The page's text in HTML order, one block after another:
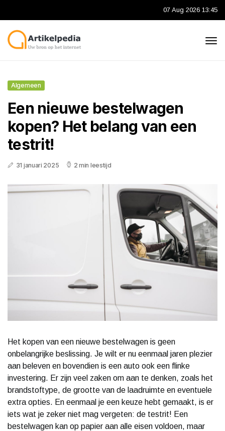
07 Aug 2026 13:45
Algemeen
Een nieuwe bestelwagen
kopen? Het belang van een
testrit!
31 januari 2025 2 min leestijd
Het kopen van een nieuwe bestelwagen is geen
onbelangrijke beslissing. Je wilt er nu eenmaal jaren plezier
aan beleven en bovendien is een auto ook een flinke
investering. Er zijn veel zaken om aan te denken, zoals het
brandstoftype, de grootte van de laadruimte en eventuele
extra opties. En eenmaal je een keuze hebt gemaakt, is er
iets wat je zeker niet mag vergeten: de testrit! Een
bestelwagen kan op papier aan alle eisen voldoen, maar